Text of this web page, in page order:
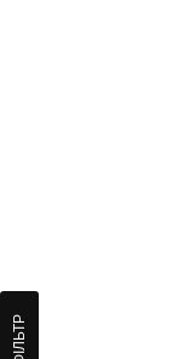
ФІЛЬТР